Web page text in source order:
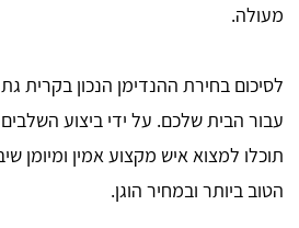
מעולה.
לסיכום בחירת ההנדימן הנכון
עבור הבית שלכם. על ידי ביצוע
תוכלו למצוא איש מקצוע אמין ומיומן
הטוב ביותר ובמחיר הוגן.